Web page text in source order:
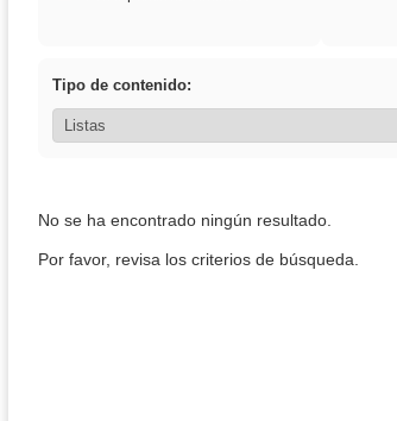
Tipo de contenido:
No se ha encontrado ningún resultado.
Por favor, revisa los criterios de búsqueda.